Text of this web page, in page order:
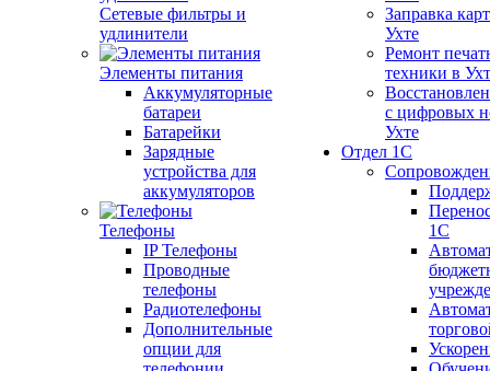
Сетевые фильтры и
удлинители
Элементы питания
Аккумуляторные
батареи
Батарейки
Зарядные
устройства для
аккумуляторов
Телефоны
IP Телефоны
Проводные
телефоны
Радиотелефоны
Дополнительные
опции для
Заправка
Ухте
Ремонт
техники в
с цифровых
Ухте
Отдел 1С
1С